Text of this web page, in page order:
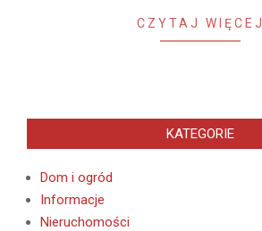
CZYTAJ WIĘCEJ
KATEGORIE
Dom i ogród
Informacje
Nieruchomości